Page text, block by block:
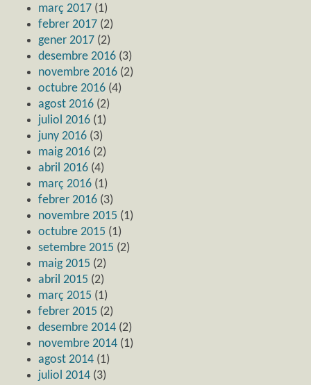
març 2017 (1)
febrer 2017 (2)
gener 2017 (2)
desembre 2016 (3)
novembre 2016 (2)
octubre 2016 (4)
agost 2016 (2)
juliol 2016 (1)
juny 2016 (3)
maig 2016 (2)
abril 2016 (4)
març 2016 (1)
febrer 2016 (3)
novembre 2015 (1)
octubre 2015 (1)
setembre 2015 (2)
maig 2015 (2)
abril 2015 (2)
març 2015 (1)
febrer 2015 (2)
desembre 2014 (2)
novembre 2014 (1)
agost 2014 (1)
juliol 2014 (3)